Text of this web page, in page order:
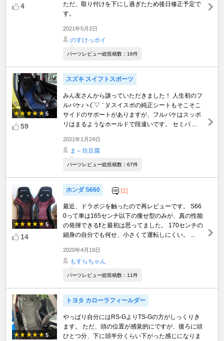
4
ただ、取り付けを下にし過ぎたため後日修正予定で
す。
2021年5月2日
のすけっポイ
パーツレビュー総投稿数：16件
5
59
スズキ スイフトスポーツ
みん友さんから譲っていただきました！ 人生初のフ
ルバケ♪ヽ(´▽｀)/ スイスポの純正シートもそこそこ
サイドのサポートがありますが、フルバケはスッポ
リはまるようなホールドで段違いです。 セミバ ...
2021年1月24日
ま～坊豆腐
パーツレビュー総投稿数：67件
5
14
ホンダ S660 [1]
最近、ドラポジを触ったので再レビューです。 S66
0って車は165センチ以下の痩せ型のみが、真の性能
の発揮できる❗️と最初は思ってました。 170センチの
細身の自分でも何せ、小さくて運転しにくい。 ...
2020年4月19日
もすらちゃん
パーツレビュー総投稿数：11件
5
トヨタ カローラフィールダー
やっぱり自分にはRS-GよりTS-Gの方がしっくりき
ます。 ただ、頭の位置が感覚的にですが、後ろに頭
ひとつ分、下に頭半分くらい下がった感じになりま